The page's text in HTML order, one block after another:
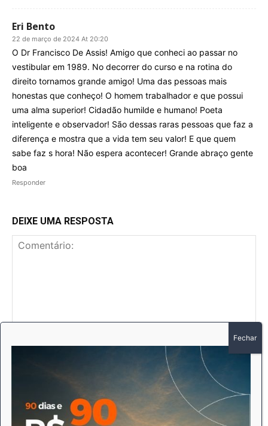
Eri Bento
22 de março de 2024 At 20:20
O Dr Francisco De Assis! Amigo que conheci ao passar no
vestibular em 1989. No decorrer do curso e na rotina do
direito tornamos grande amigo! Uma das pessoas mais
honestas que conheço! O homem trabalhador e que possui
uma alma superior! Cidadão humilde e humano! Poeta
inteligente e observador! São dessas raras pessoas que faz a
diferença e mostra que a vida tem seu valor! E que quem
sabe faz s hora! Não espera acontecer! Grande abraço gente
boa
Responder
DEIXE UMA RESPOSTA